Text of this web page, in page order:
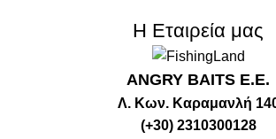
Η Εταιρεία μας
ANGRY BAITS Ε.Ε.
Λ. Κων. Καραμανλή
(+30) 2310300128